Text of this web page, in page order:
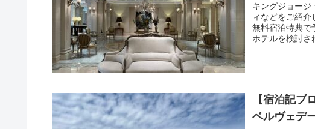
キングジョージ
ィなどをご紹
無料宿泊特典で
ホテルを検討さ
【宿泊記ブ
ベルヴェデ